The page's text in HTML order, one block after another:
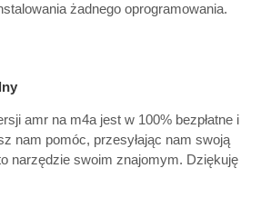
żadnego oprogramowania.
amr na m4a jest w 100% bezpłatne i
nam pomóc, przesyłając nam swoją
narzędzie swoim znajomym. Dziękuję